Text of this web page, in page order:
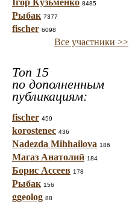
Ігор Кузьменко 8485
Рыбак 7377
fischer 6098
Все участники >>
Топ 15
по дополненным
публикациям:
fischer 459
korostenec 436
Nadezda Mihhailova 186
Магаз Анатолий 184
Борис Ассеев 178
Рыбак 156
ggeolog 88